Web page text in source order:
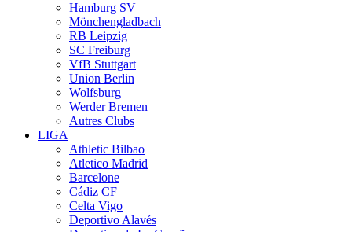
Hamburg SV
Mönchengladbach
RB Leipzig
SC Freiburg
VfB Stuttgart
Union Berlin
Wolfsburg
Werder Bremen
Autres Clubs
LIGA
Athletic Bilbao
Atletico Madrid
Barcelone
Cádiz CF
Celta Vigo
Deportivo Alavés